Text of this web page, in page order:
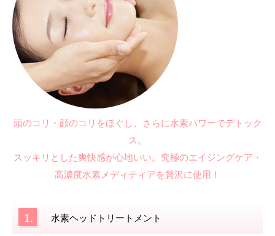
頭のコリ・顔のコリをほぐし、さらに水素パワーでデトック
ス。
スッキリとした爽快感が心地いい。究極のエイジングケア・
高濃度水素メディティアを贅沢に使用！
1. 水素ヘッドトリートメント